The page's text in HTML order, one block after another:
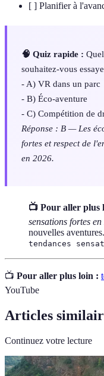
[ ] Planifier à
🧠 Quiz rapide :
souhaitez-vous
- A) VR dans un parc
- B) Éco-aventure
- C) Compétition de
Réponse : B — Les
fortes et respect de
en 2026.
📺 Pour aller plus
sensations fortes
nouvelles
tendances
📺 Pour aller plus loin :
YouTube
Articles
Continuez votre lecture